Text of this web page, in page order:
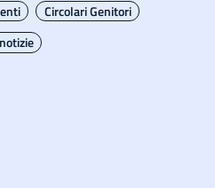
Circolari Genitori